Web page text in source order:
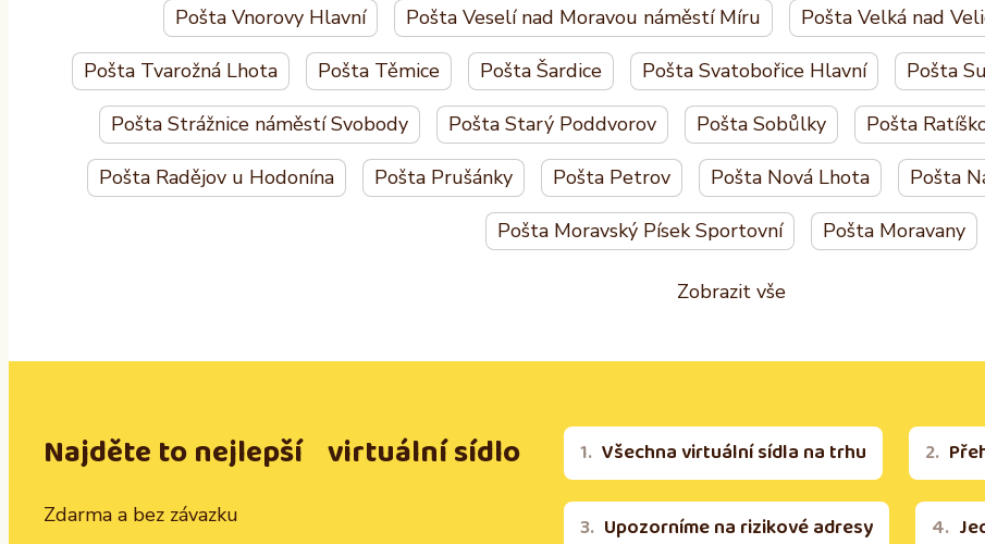
Pošta Vnorovy Hlavní Pošta Veselí nad Moravou náměstí Míru Pošta Velká nad
Pošta Tvarožná Lhota Pošta Těmice Pošta Šardice Pošta Svatobořice Hlavní Pošta
Pošta Strážnice náměstí Svobody Pošta Starý Poddvorov Pošta Sobůlky Pošta
Pošta Radějov u Hodonína Pošta Prušánky Pošta Petrov Pošta Nová Lhota Pošta
Pošta Moravský Písek Sportovní Pošta Moravany
Zobrazit vše
Najděte to nejlepší virtuální sídlo
Zdarma a bez závazku
Všechna virtuální sídla na trhu
Upozorníme na rizikové adresy